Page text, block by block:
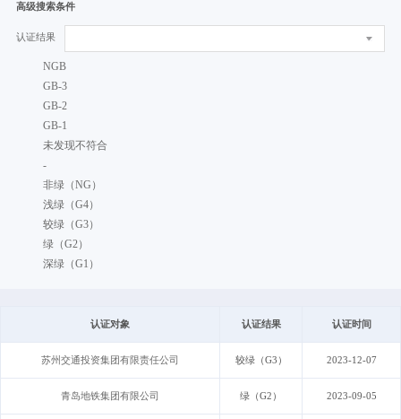
高级搜索条件
认证结果
NGB
GB-3
GB-2
GB-1
未发现不符合
-
非绿（NG）
浅绿（G4）
较绿（G3）
绿（G2）
深绿（G1）
认证对象 认证结果 认证时间
苏州交通投资集团有限责任公司 较绿（G3） 2023-12-07
青岛地铁集团有限公司 绿（G2） 2023-09-05